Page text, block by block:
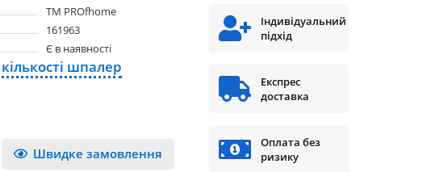
ТМ PROfhome
161963
Є в наявності
шпалер
Швидке замовлення
Індивідуальний
підхід
Експрес
доставка
Оплата без
ризику